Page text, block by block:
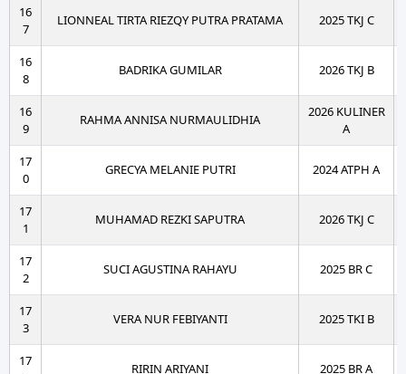
16
7
LIONNEAL TIRTA RIEZQY PUTRA PRATAMA 2025 TKJ C
16
8
BADRIKA GUMILAR 2026 TKJ B
16
9
RAHMA ANNISA NURMAULIDHIA
2026 KULINER
A
17
0
GRECYA MELANIE PUTRI 2024 ATPH A
17
1
MUHAMAD REZKI SAPUTRA 2026 TKJ C
17
2
SUCI AGUSTINA RAHAYU 2025 BR C
17
3
VERA NUR FEBIYANTI 2025 TKI B
17
RIRIN ARIYANI 2025 BR A